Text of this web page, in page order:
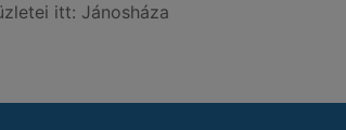
itt: Jánosháza